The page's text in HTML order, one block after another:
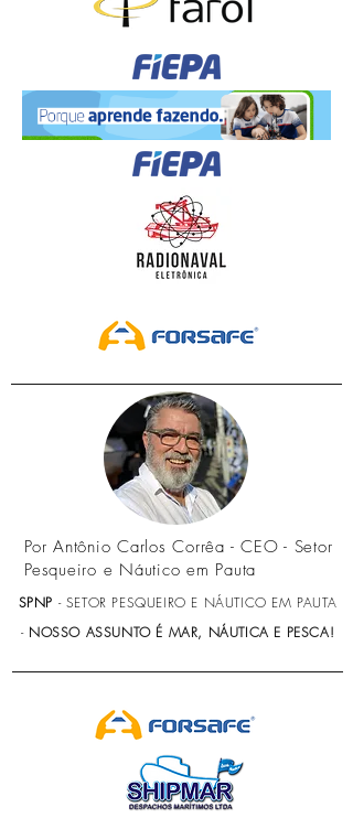
Por Antônio Carlos Corrêa - CEO - Setor
Pesqueiro e Náutico em Pauta
SPNP - SETOR PESQUEIRO E NÁUTICO EM PAUTA
- NOSSO ASSUNTO É MAR, NÁUTICA E PESCA!